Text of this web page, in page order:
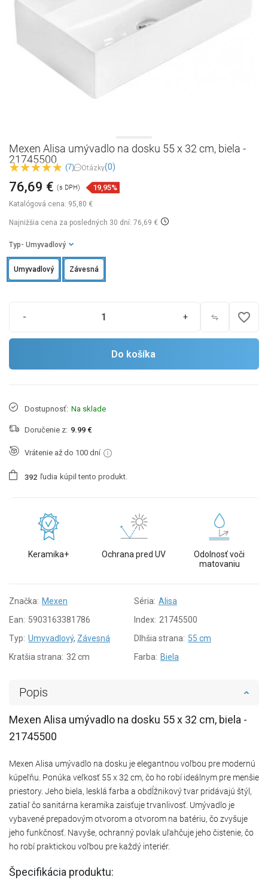
Mexen Alisa umývadlo na dosku 55 x 32 cm, biela -
21745500
(7) Otázky(0)
Katalógová cena: 95,80 €
76,69 € (s DPH) 19,95%
Najnižšia cena za posledných 30 dní: 76,69 €
Typ - Umyvadlový
Závesná
Umyvadlový
- + favorite_border
Do košíka
Dostupnosť: Na sklade
Doručenie z: 9.99 €
Vrátenie až do 100 dní
392 ľudia kúpil tento produkt.
Keramika+ Ochrana pred UV
Odolnosť voči
matovaniu
Značka: Mexen Séria: Alisa
Ean: 5903163381786 Index: 21745500
Typ: Umyvadlový, Závesná Dlhšia strana: 55 cm
Kratšia strana: 32 cm Farba: Biela
Popis
Mexen Alisa umývadlo na dosku 55 x 32 cm, biela -
21745500
Mexen Alisa umývadlo na dosku je elegantnou voľbou pre modernú
kúpeľňu. Ponúka veľkosť 55 x 32 cm, čo ho robí ideálnym pre menšie
priestory. Jeho biela, lesklá farba a obdĺžnikový tvar pridávajú štýl,
zatiaľ čo sanitárna keramika zaisťuje trvanlivosť. Umývadlo je
vybavené prepadovým otvorom a otvorom na batériu, čo zvyšuje
jeho funkčnosť. Navyše, ochranný povlak uľahčuje jeho čistenie, čo
ho robí praktickou voľbou pre každý interiér.
Špecifikácia produktu: